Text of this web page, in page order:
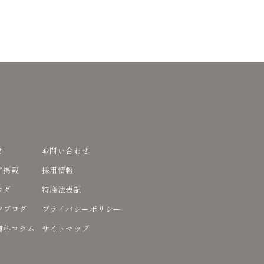
掲載
グ
ブログ
科コラム
お問い合わせ
採用情報
特商法表記
プライバシーポリシー
サイトマップ